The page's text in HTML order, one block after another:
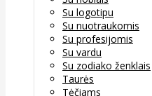
Su logotipu
Su nuotraukomis
Su profesijomis
Su vardu
Su zodiako ženklais
Taurės
Tėčiams